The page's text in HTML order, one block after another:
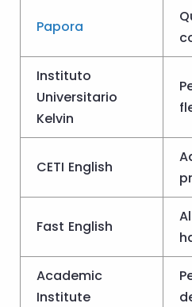
Papora
Instituto
Universitario
Kelvin
CETI English
Fast English
Academic
Institute